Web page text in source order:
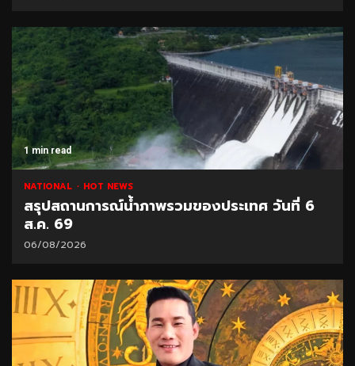
1 min read
NATIONAL HOT NEWS
สรุปสถานการณ์น้ำภาพรวมของประเทศ วันที่ 6
ส.ค. 69
06/08/2026